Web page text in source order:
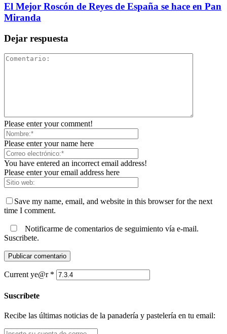
El Mejor Roscón de Reyes de España se hace en Pan
Miranda
Dejar respuesta
Please enter your comment!
Please enter your name here
You have entered an incorrect email address!
Please enter your email address here
Save my name, email, and website in this browser for the next
time I comment.
Notificarme de comentarios de seguimiento vía e-mail.
Suscribete.
Current ye@r *
Suscríbete
Recibe las últimas noticias de la panadería y pastelería en tu email: